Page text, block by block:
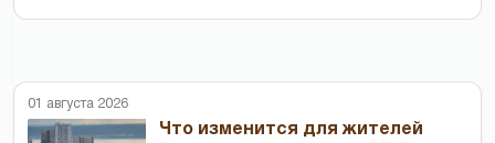
01 августа 2026
Что изменится для жителей